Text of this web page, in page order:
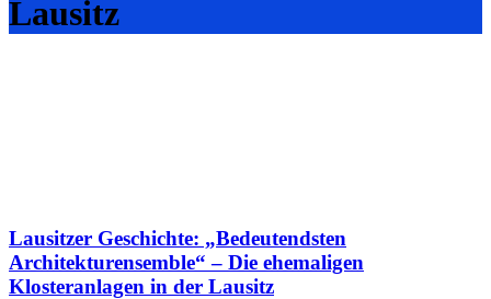
Lausitz
Lausitzer Geschichte: „Bedeutendsten
Architekturensemble“ – Die ehemaligen
Klosteranlagen in der Lausitz